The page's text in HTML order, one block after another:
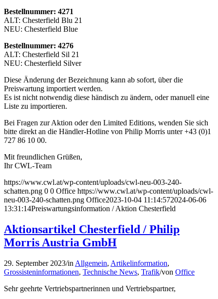
Bestellnummer: 4271
ALT: Chesterfield Blu 21
NEU: Chesterfield Blue
Bestellnummer: 4276
ALT: Chesterfield Sil 21
NEU: Chesterfield Silver
Diese Änderung der Bezeichnung kann ab sofort, über die
Preiswartung importiert werden.
Es ist nicht notwendig diese händisch zu ändern, oder manuell eine
Liste zu importieren.
Bei Fragen zur Aktion oder den Limited Editions, wenden Sie sich
bitte direkt an die Händler-Hotline von Philip Morris unter +43 (0)1
727 86 10 00.
Mit freundlichen Grüßen,
Ihr CWL-Team
https://www.cwl.at/wp-content/uploads/cwl-neu-003-240-
schatten.png 0 0 Office https://www.cwl.at/wp-content/uploads/cwl-
neu-003-240-schatten.png Office2023-10-04 11:14:572024-06-06
13:31:14Preiswartungsinformation / Aktion Chesterfield
Aktionsartikel Chesterfield / Philip
Morris Austria GmbH
29. September 2023/in Allgemein, Artikelinformation,
Grossisteninformationen, Technische News, Trafik/von Office
Sehr geehrte Vertriebspartnerinnen und Vertriebspartner,